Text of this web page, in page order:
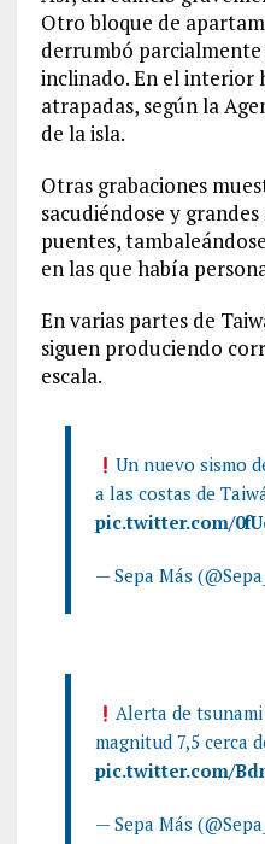
Otro bloque de
derrumbó
inclinado. En el interior
atrapadas, según la
de la isla.
Otras grabaciones
sacudiéndose y
puentes,
en las que había
En varias partes de
siguen produciendo
escala.
Un nuevo sismo
a las costas de
pic.twitter.com/
— Sepa Más
Alerta de
magnitud 7,5 cerca
pic.twitter.com/
— Sepa Más